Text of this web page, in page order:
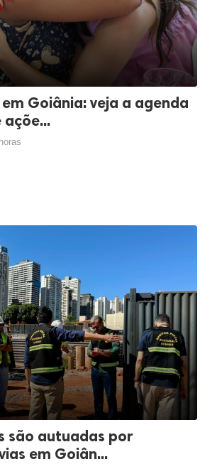
Goiânia: veja a agenda
são autuadas por
em Goiân...